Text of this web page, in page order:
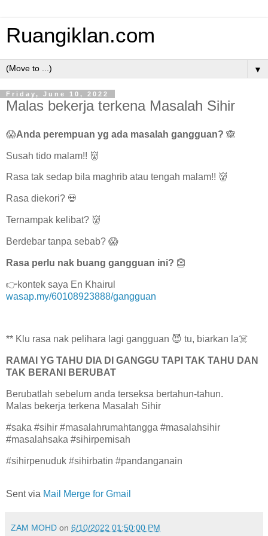
Ruangiklan.com
▼
Friday, June 10, 2022
Malas bekerja terkena Masalah Sihir
😱Anda perempuan yg ada masalah gangguan? 🙈
Susah tido malam!! 👹
Rasa tak sedap bila maghrib atau tengah malam!! 👹
Rasa diekori? 💀
Ternampak kelibat? 👹
Berdebar tanpa sebab? 😱
Rasa perlu nak buang gangguan ini? 👺
👉kontek saya En Khairul
wasap.my/60108923888/gangguan
** Klu rasa nak pelihara lagi gangguan 😈 tu, biarkan la☠️
RAMAI YG TAHU DIA DI GANGGU TAPI TAK TAHU DAN
TAK BERANI BERUBAT
Berubatlah sebelum anda terseksa bertahun-tahun.
Malas bekerja terkena Masalah Sihir
#saka #sihir #masalahrumahtangga #masalahsihir
#masalahsaka #sihirpemisah
#sihirpenuduk #sihirbatin #pandanganain
Sent via Mail Merge for Gmail
ZAM MOHD on 6/10/2022 01:50:00 PM